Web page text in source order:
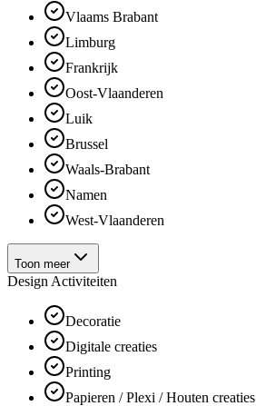
Vlaams Brabant
Limburg
Frankrijk
Oost-Vlaanderen
Luik
Brussel
Waals-Brabant
Namen
West-Vlaanderen
Toon meer
Design Activiteiten
Decoratie
Digitale creaties
Printing
Papieren / Plexi / Houten creaties